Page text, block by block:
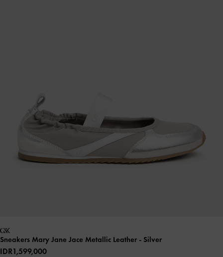
Sneakers Mary Jane Jace Metallic Leather - Silver
IDR1,599,000